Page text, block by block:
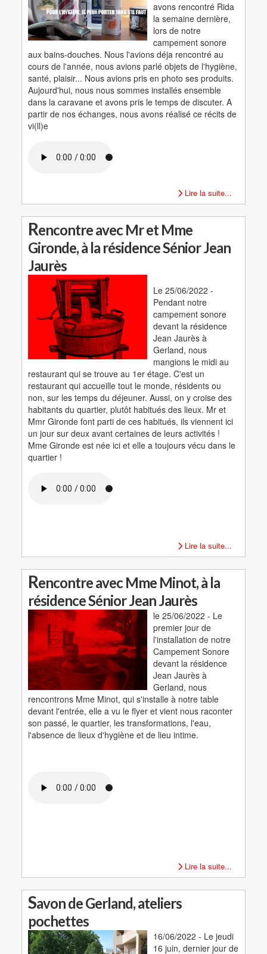
avons rencontré Rida
la semaine dernière,
lors de notre
campement sonore
aux bains-douches. Nous l'avions déja rencontré au
cours de l'année, nous avions parlé objets de l'hygiène,
santé, plaisir... Nous avions pris en photo ses produits.
Aujourd'hui, nous nous sommes installés ensemble
dans la caravane et avons pris le temps de discuter. A
partir de nos échanges, nous avons réalisé ce récits de
vi(ll)e
Lire la suite...
Rencontre avec Mr et Mme
Gironde, à la résidence Sénior Jean
Jaurès
Le 25/06/2022 -
Pendant notre
campement sonore
devant la résidence
Jean Jaurès à
Gerland, nous
mangions le midi au
restaurant qui se trouve au 1er étage. C'est un
restaurant qui accueille tout le monde, résidents ou
non, sur les temps du déjeuner. Aussi, on y croise des
habitants du quartier, plutôt habitués des lieux. Mr et
Mmr Gironde font parti de ces habitués, ils viennent ici
un jour sur deux avant certaines de leurs activités !
Mme Gironde est née ici et elle a toujours vécu dans le
quartier !
Lire la suite...
Rencontre avec Mme Minot, à la
résidence Sénior Jean Jaurès
le 25/06/2022 - Le
premier jour de
l'installation de notre
Campement Sonore
devant la résidence
Jean Jaurès à
Gerland, nous
rencontrons Mme Minot, qui s'installe à notre table
devant l'entrée, elle a vu le flyer et vient nous raconter
son passé, le quartier, les transformations, l'eau,
l'absence de lieux d'hygiène et de lieu intime.
Lire la suite...
Savon de Gerland, ateliers
pochettes
16/06/2022 - Le jeudi
16 juin, dernier jour de